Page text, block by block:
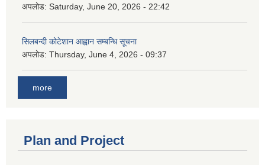
अपलोड: Saturday, June 20, 2026 - 22:42
सिलबन्दी कोटेशान आह्वान सम्बन्धि सूचना
अपलोड: Thursday, June 4, 2026 - 09:37
more
Plan and Project